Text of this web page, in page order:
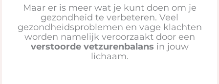
Maar er is meer wat je kunt doen om je
gezondheid te verbeteren. Veel
gezondheidsproblemen en vage klachten
worden namelijk veroorzaakt door een
verstoorde vetzurenbalans in jouw
lichaam.